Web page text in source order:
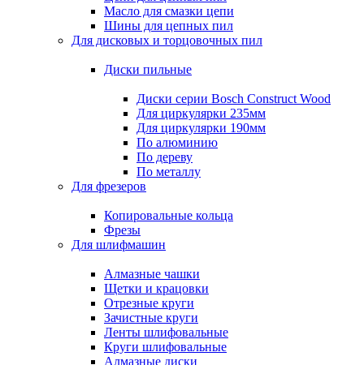
Масло для смазки цепи
Шины для цепных пил
Для дисковых и торцовочных пил
Диски пильные
Диски серии Bosch Construct Wood
Для циркулярки 235мм
Для циркулярки 190мм
По алюминию
По дереву
По металлу
Для фрезеров
Копировальные кольца
Фрезы
Для шлифмашин
Алмазные чашки
Щетки и крацовки
Отрезные круги
Зачистные круги
Ленты шлифовальные
Круги шлифовальные
Алмазные диски